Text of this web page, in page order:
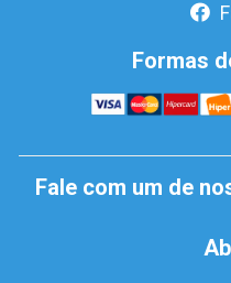
Formas
Fale com um de